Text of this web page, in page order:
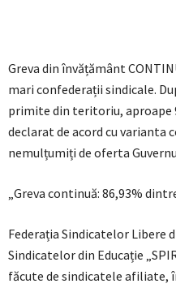
Greva din învățământ
mari confederații sindicale.
primite din teritoriu,
declarat de acord cu
nemulțumiți de oferta
„Greva continuă: 86,93%
Federația Sindicatelor Libere
Sindicatelor din Educație
făcute de sindicatele